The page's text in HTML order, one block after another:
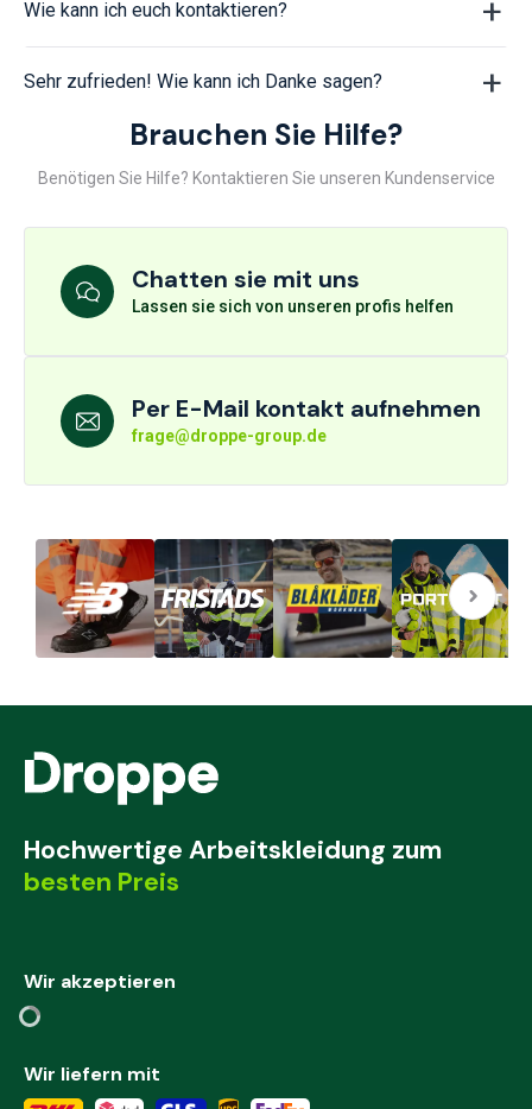
Wie kann ich euch kontaktieren?
Sehr zufrieden! Wie kann ich Danke sagen?
Brauchen Sie Hilfe?
Benötigen Sie Hilfe? Kontaktieren Sie unseren Kundenservice
Chatten sie mit uns
Lassen sie sich von unseren profis helfen
Per E-Mail kontakt aufnehmen
frage@droppe-group.de
Hochwertige Arbeitskleidung zum
besten Preis
Wir akzeptieren
Wir liefern mit